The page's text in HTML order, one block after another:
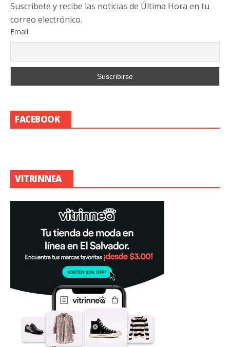
Suscribete y recibe las noticias de Última Hora en tu
correo electrónico.
Email
FACEBOOK
VITRINNEA